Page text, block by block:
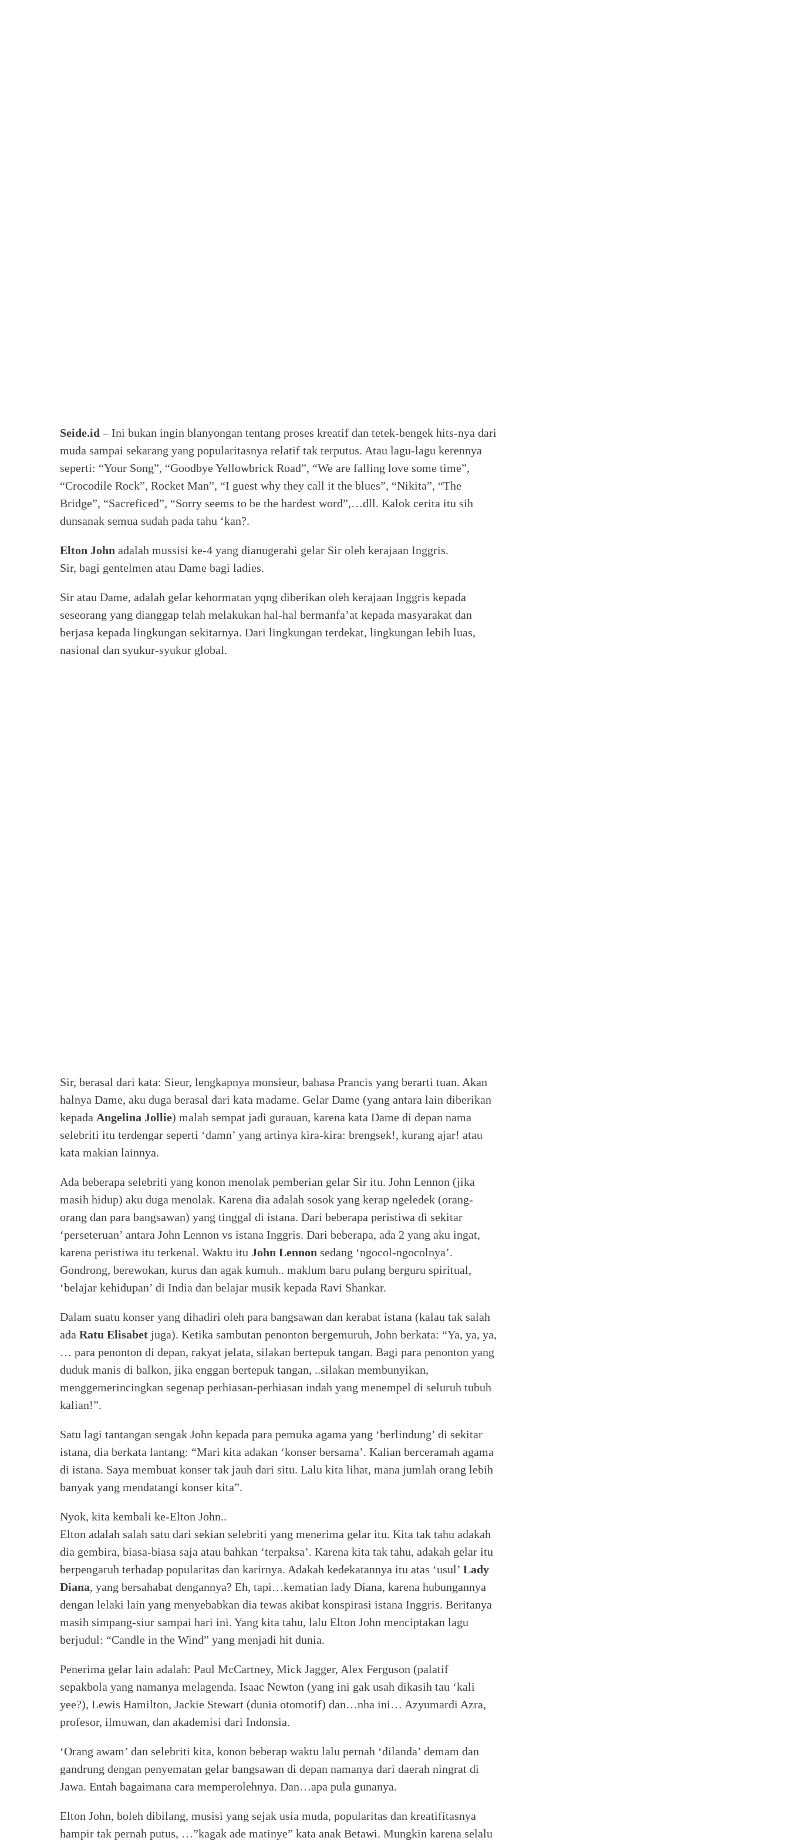
Seide.id – Ini bukan ingin blanyongan tentang proses kreatif dan tetek-bengek hits-nya dari
muda sampai sekarang yang popularitasnya relatif tak terputus. Atau lagu-lagu kerennya
seperti: “Your Song”, “Goodbye Yellowbrick Road”, “We are falling love some time”,
“Crocodile Rock”, Rocket Man”, “I guest why they call it the blues”, “Nikita”, “The
Bridge”, “Sacreficed”, “Sorry seems to be the hardest word”,…dll. Kalok cerita itu sih
dunsanak semua sudah pada tahu ‘kan?.
Elton John adalah mussisi ke-4 yang dianugerahi gelar Sir oleh kerajaan Inggris.
Sir, bagi gentelmen atau Dame bagi ladies.
Sir atau Dame, adalah gelar kehormatan yqng diberikan oleh kerajaan Inggris kepada
seseorang yang dianggap telah melakukan hal-hal bermanfa’at kepada masyarakat dan
berjasa kepada lingkungan sekitarnya. Dari lingkungan terdekat, lingkungan lebih luas,
nasional dan syukur-syukur global.
Sir, berasal dari kata: Sieur, lengkapnya monsieur, bahasa Prancis yang berarti tuan. Akan
halnya Dame, aku duga berasal dari kata madame. Gelar Dame (yang antara lain diberikan
kepada Angelina Jollie) malah sempat jadi gurauan, karena kata Dame di depan nama
selebriti itu terdengar seperti ‘damn’ yang artinya kira-kira: brengsek!, kurang ajar! atau
kata makian lainnya.
Ada beberapa selebriti yang konon menolak pemberian gelar Sir itu. John Lennon (jika
masih hidup) aku duga menolak. Karena dia adalah sosok yang kerap ngeledek (orang-
orang dan para bangsawan) yang tinggal di istana. Dari beberapa peristiwa di sekitar
‘perseteruan’ antara John Lennon vs istana Inggris. Dari beberapa, ada 2 yang aku ingat,
karena peristiwa itu terkenal. Waktu itu John Lennon sedang ‘ngocol-ngocolnya’.
Gondrong, berewokan, kurus dan agak kumuh.. maklum baru pulang berguru spiritual,
‘belajar kehidupan’ di India dan belajar musik kepada Ravi Shankar.
Dalam suatu konser yang dihadiri oleh para bangsawan dan kerabat istana (kalau tak salah
ada Ratu Elisabet juga). Ketika sambutan penonton bergemuruh, John berkata: “Ya, ya, ya,
… para penonton di depan, rakyat jelata, silakan bertepuk tangan. Bagi para penonton yang
duduk manis di balkon, jika enggan bertepuk tangan, ..silakan membunyikan,
menggemerincingkan segenap perhiasan-perhiasan indah yang menempel di seluruh tubuh
kalian!”.
Satu lagi tantangan sengak John kepada para pemuka agama yang ‘berlindung’ di sekitar
istana, dia berkata lantang: “Mari kita adakan ‘konser bersama’. Kalian berceramah agama
di istana. Saya membuat konser tak jauh dari situ. Lalu kita lihat, mana jumlah orang lebih
banyak yang mendatangi konser kita”.
Nyok, kita kembali ke-Elton John..
Elton adalah salah satu dari sekian selebriti yang menerima gelar itu. Kita tak tahu adakah
dia gembira, biasa-biasa saja atau bahkan ‘terpaksa’. Karena kita tak tahu, adakah gelar itu
berpengaruh terhadap popularitas dan karirnya. Adakah kedekatannya itu atas ‘usul’ Lady
Diana, yang bersahabat dengannya? Eh, tapi…kematian lady Diana, karena hubungannya
dengan lelaki lain yang menyebabkan dia tewas akibat konspirasi istana Inggris. Beritanya
masih simpang-siur sampai hari ini. Yang kita tahu, lalu Elton John menciptakan lagu
berjudul: “Candle in the Wind” yang menjadi hit dunia.
Penerima gelar lain adalah: Paul McCartney, Mick Jagger, Alex Ferguson (palatif
sepakbola yang namanya melagenda. Isaac Newton (yang ini gak usah dikasih tau ‘kali
yee?), Lewis Hamilton, Jackie Stewart (dunia otomotif) dan…nha ini… Azyumardi Azra,
profesor, ilmuwan, dan akademisi dari Indonsia.
‘Orang awam’ dan selebriti kita, konon beberap waktu lalu pernah ‘dilanda’ demam dan
gandrung dengan penyematan gelar bangsawan di depan namanya dari daerah ningrat di
Jawa. Entah bagaimana cara memperolehnya. Dan…apa pula gunanya.
Elton John, boleh dibilang, musisi yang sejak usia muda, popularitas dan kreatifitasnya
hampir tak pernah putus, …”kagak ade matinye” kata anak Betawi. Mungkin karena selalu